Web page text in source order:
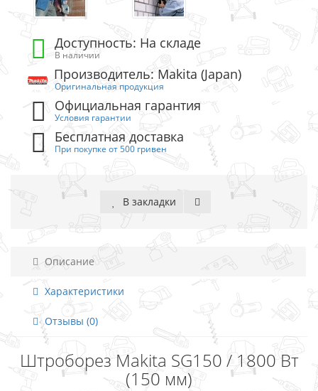
Доступность: На складе
В наличии
Производитель: Makita (Japan)
Оригинальная продукция
Официальная гарантия
Условия гарантии
Бесплатная доставка
При покупке от 500 гривен
В закладки
Описание
Характеристики
Отзывы (0)
Штроборез Makita SG150 / 1800 Вт
(150 мм)